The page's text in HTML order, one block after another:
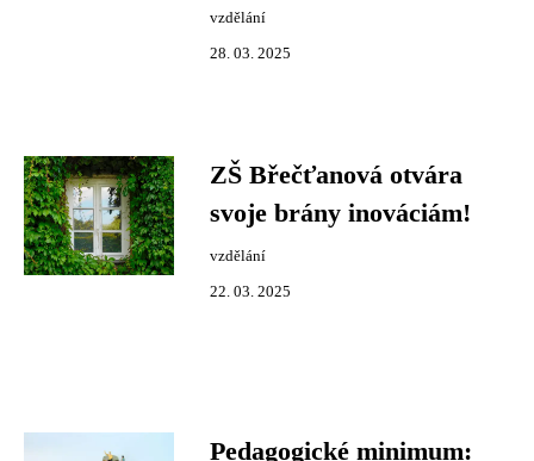
vzdělání
28. 03. 2025
ZŠ Břečťanová otvára
svoje brány inováciám!
vzdělání
22. 03. 2025
Pedagogické minimum: